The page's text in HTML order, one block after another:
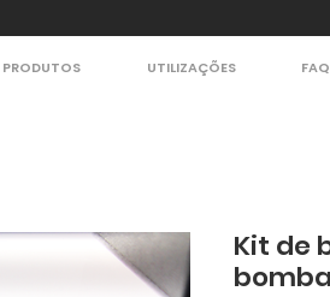
PRODUTOS UTILIZAÇÕES
Kit de
bomba